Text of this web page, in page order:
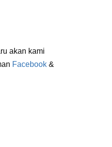
akan kami
Facebook&